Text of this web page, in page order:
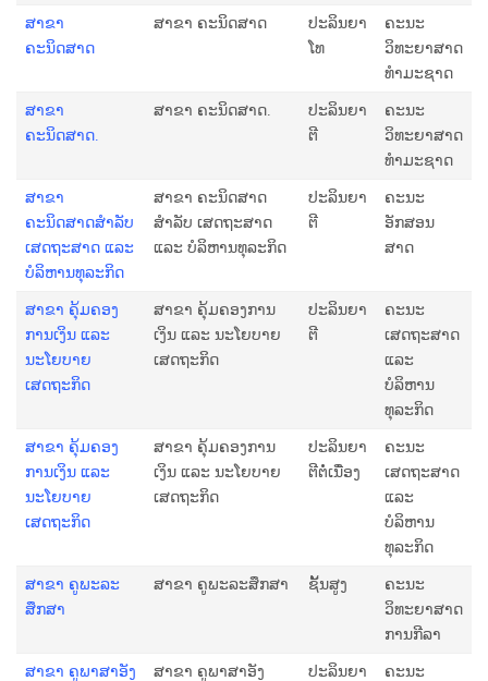
ສາຂາ
ຄະນິດສາດ
ສາຂາ ຄະນິດສາດ
ປະລິນຍາ
ໂທ
ຄະນະ
ວິທະຍາສາດ
ທຳມະຊາດ
ສາຂາ
ຄະນິດສາດ.
ສາຂາ ຄະນິດສາດ.
ປະລິນຍາ
ຕີ
ຄະນະ
ວິທະຍາສາດ
ທຳມະຊາດ
ສາຂາ
ຄະນິດສາດ​ສຳລັບ
​​​ເສດຖະສາດ ແລະ
ບໍລິຫານ​ທຸລະ​ກິດ
ສາຂາ ຄະນິດສາດ​
ສຳລັບ ​​​ເສດຖະສາດ
ແລະ ບໍລິຫານ​ທຸລະ​ກິດ
ປະລິນຍາ
ຕີ
ຄະນະ
ອັກສອນ
ສາດ
ສາຂາ ຄຸ້ມຄອງ
ການເງິນ ແລະ
ນະໂຍບາຍ
ເສດຖະກິດ
ສາຂາ ຄຸ້ມຄອງການ
ເງິນ ແລະ ນະໂຍບາຍ
ເສດຖະກິດ
ປະລິນຍາ
ຕີ
ຄະນະ
ເສດຖະສາດ
ແລະ
ບໍລິຫານ
ທຸລະກິດ
ສາຂາ ຄຸ້ມຄອງ
ການເງິນ ແລະ
ນະໂຍບາຍ
ເສດຖະກິດ
ສາຂາ ຄຸ້ມຄອງການ
ເງິນ ແລະ ນະໂຍບາຍ
ເສດຖະກິດ
ປະລິນຍາ
ຕີຕໍ່ເນື່ອງ
ຄະນະ
ເສດຖະສາດ
ແລະ
ບໍລິຫານ
ທຸລະກິດ
ສາຂາ ຄູພະລະ
ສຶກສາ
ສາຂາ ຄູພະລະສຶກສາ ຊັ້ນສູງ
ຄະນະ
ວິທະຍາສາດ
ການກີລາ
ສາຂາ ຄູພາ​ສາ​ອັງ​
ສາຂາ ຄູພາ​ສາ​ອັງ​
ປະລິນຍາ
ຄະນະ